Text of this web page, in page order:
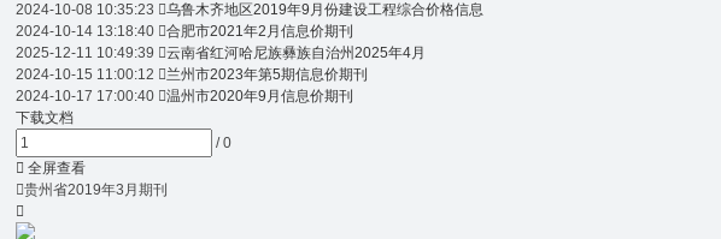
2024-10-08 10:35:23 乌鲁木齐地区2019年9月份建设工程综合价格信息
2024-10-14 13:18:40 合肥市2021年2月信息价期刊
2025-12-11 10:49:39 云南省红河哈尼族彝族自治州2025年4月
2024-10-15 11:00:12 兰州市2023年第5期信息价期刊
2024-10-17 17:00:40 温州市2020年9月信息价期刊
下载文档
/ 0
 全屏查看
贵州省2019年3月期刊
